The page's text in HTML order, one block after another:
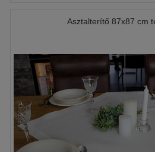
Asztalterítő 87x87 cm